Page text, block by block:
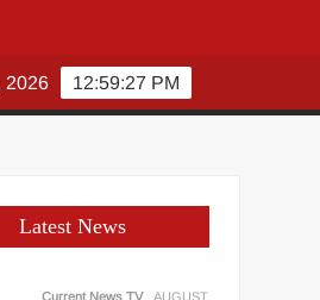
12:59:28 PM
2026
Latest News
Current News TV
AUGUST